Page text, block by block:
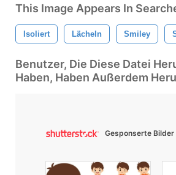
This Image Appears In
Isoliert Lächeln Smiley
Benutzer, Die Diese Datei
Haben, Haben Außerdem
Gesponserte Bilder